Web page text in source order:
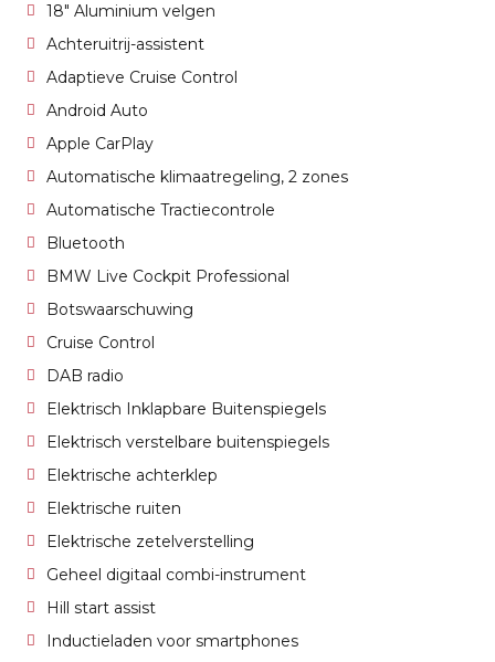
18" Aluminium velgen
Achteruitrij-assistent
Adaptieve Cruise Control
Android Auto
Apple CarPlay
Automatische klimaatregeling, 2 zones
Automatische Tractiecontrole
Bluetooth
BMW Live Cockpit Professional
Botswaarschuwing
Cruise Control
DAB radio
Elektrisch Inklapbare Buitenspiegels
Elektrisch verstelbare buitenspiegels
Elektrische achterklep
Elektrische ruiten
Elektrische zetelverstelling
Geheel digitaal combi-instrument
Hill start assist
Inductieladen voor smartphones